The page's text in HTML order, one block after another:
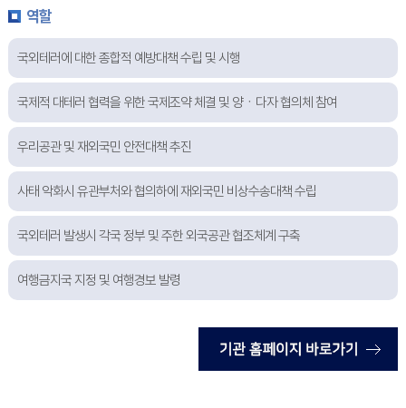
역할
국외테러에 대한 종합적 예방대책 수립 및 시행
국제적 대테러 협력을 위한 국제조약 체결 및 양ㆍ다자 협의체 참여
우리공관 및 재외국민 안전대책 추진
사태 악화시 유관부처와 협의하에 재외국민 비상수송대책 수립
국외테러 발생시 각국 정부 및 주한 외국공관 협조체계 구축
여행금지국 지정 및 여행경보 발령